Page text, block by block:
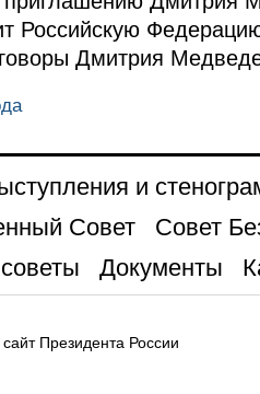
Российскую
Дмитрия
и
Совет
Совет
Документы
Президента России